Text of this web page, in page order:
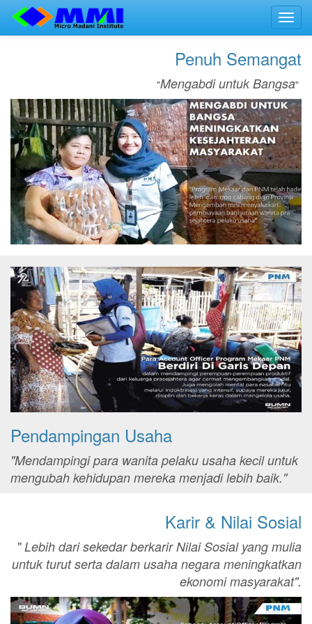
Penuh Semangat
"Mengabdi untuk Bangsa"
Pendampingan Usaha
"Mendampingi para wanita pelaku usaha kecil untuk
mengubah kehidupan mereka menjadi lebih baik."
Karir & Nilai Sosial
"Lebih dari sekedar berkarir Nilai Sosial yang mulia
untuk turut serta dalam usaha negara meningkatkan
ekonomi masyarakat".